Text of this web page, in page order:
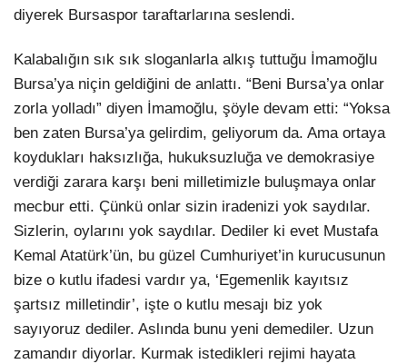
diyerek Bursaspor taraftarlarına seslendi.
Kalabalığın sık sık sloganlarla alkış tuttuğu İmamoğlu
Bursa’ya niçin geldiğini de anlattı. “Beni Bursa’ya onlar
zorla yolladı” diyen İmamoğlu, şöyle devam etti: “Yoksa
ben zaten Bursa’ya gelirdim, geliyorum da. Ama ortaya
koydukları haksızlığa, hukuksuzluğa ve demokrasiye
verdiği zarara karşı beni milletimizle buluşmaya onlar
mecbur etti. Çünkü onlar sizin iradenizi yok saydılar.
Sizlerin, oylarını yok saydılar. Dediler ki evet Mustafa
Kemal Atatürk’ün, bu güzel Cumhuriyet’in kurucusunun
bize o kutlu ifadesi vardır ya, ‘Egemenlik kayıtsız
şartsız milletindir’, işte o kutlu mesajı biz yok
sayıyoruz dediler. Aslında bunu yeni demediler. Uzun
zamandır diyorlar. Kurmak istedikleri rejimi hayata